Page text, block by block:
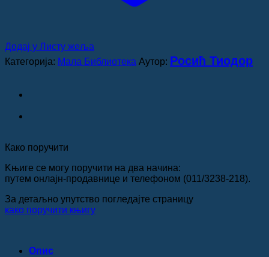
Додај у Листу жеља
Категорија: Мала Библиотека Аутор: Росић Тиодор
Како поручити
Kњиге се могу поручити на два начина:
путем онлајн-продавнице и телефоном (011/3238-218).
За детаљно упутство погледајте страницу
како поручити књигу
Опис